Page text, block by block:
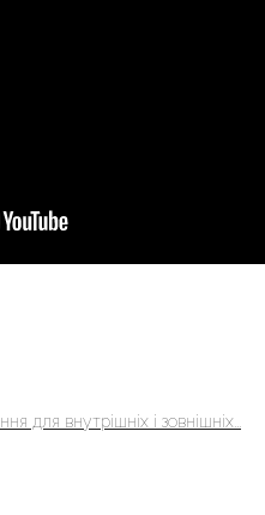
для внутрішніх і зовнішніх...